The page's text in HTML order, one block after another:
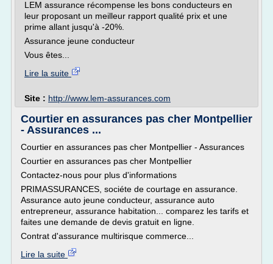
LEM assurance récompense les bons conducteurs en
leur proposant un meilleur rapport qualité prix et une
prime allant jusqu'à -20%.
Assurance jeune conducteur
Vous êtes...
Lire la suite
Site : http://www.lem-assurances.com
Courtier en assurances pas cher Montpellier
- Assurances ...
Courtier en assurances pas cher Montpellier - Assurances
Courtier en assurances pas cher Montpellier
Contactez-nous pour plus d'informations
PRIMASSURANCES, sociéte de courtage en assurance.
Assurance auto jeune conducteur, assurance auto
entrepreneur, assurance habitation... comparez les tarifs et
faites une demande de devis gratuit en ligne.
Contrat d'assurance multirisque commerce...
Lire la suite